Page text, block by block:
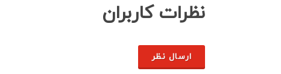
نظرات کاربران
ارسال نظر